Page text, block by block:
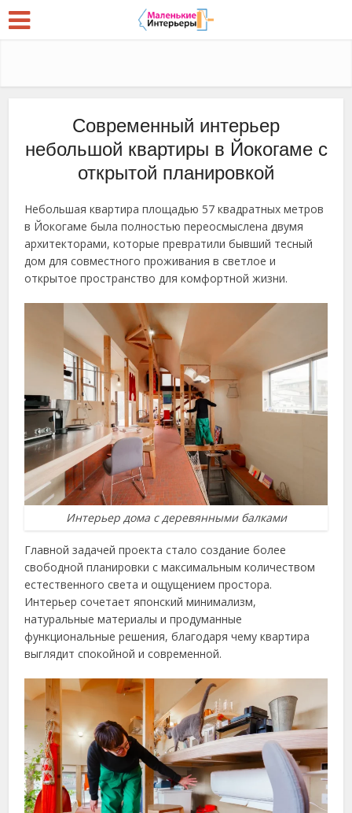
Современный интерьер
небольшой квартиры в Йокогаме с
открытой планировкой
Небольшая квартира площадью 57 квадратных метров
в Йокогаме была полностью переосмыслена двумя
архитекторами, которые превратили бывший тесный
дом для совместного проживания в светлое и
открытое пространство для комфортной жизни.
Интерьер дома с деревянными балками
Главной задачей проекта стало создание более
свободной планировки с максимальным количеством
естественного света и ощущением простора.
Интерьер сочетает японский минимализм,
натуральные материалы и продуманные
функциональные решения, благодаря чему квартира
выглядит спокойной и современной.